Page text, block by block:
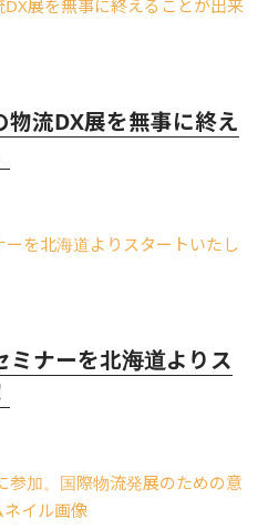
流DX展を無事に終え
ミナーを北海道よりス